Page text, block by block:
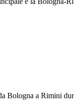
Bologna a Rimini